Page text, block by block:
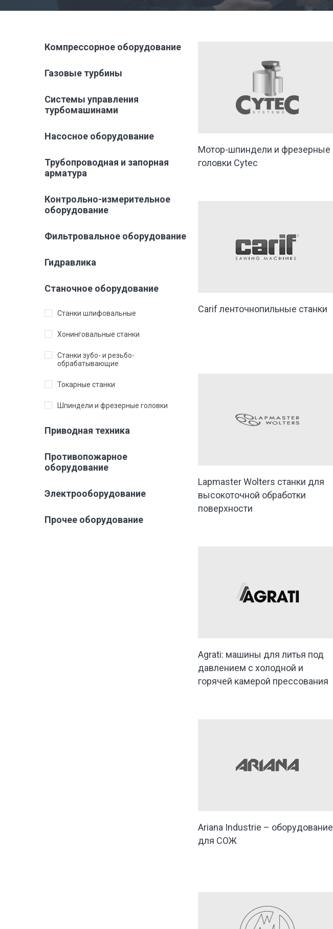
Компрессорное оборудование
Газовые турбины
Системы управления
турбомашинами
Насосное оборудование
Трубопроводная и запорная
арматура
Контрольно-измерительное
оборудование
Фильтровальное оборудование
Гидравлика
Станочное оборудование
Станки шлифовальные
Хонинговальные станки
Станки зубо- и резьбо-
обрабатывающие
Токарные станки
Шпиндели и фрезерные головки
Приводная техника
Противопожарное
оборудование
Электрооборудование
Прочее оборудование
Мотор-шпиндели и фрезерные
головки Cytec
Carif ленточнопильные станки
Lapmaster Wolters станки для
высокоточной обработки
поверхности
Agrati: машины для литья под
давлением с холодной и
горячей камерой прессования
Ariana Industrie – оборудование
для СОЖ